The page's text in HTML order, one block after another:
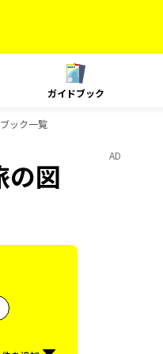
ガイドブック
ック一覧
の図
AD